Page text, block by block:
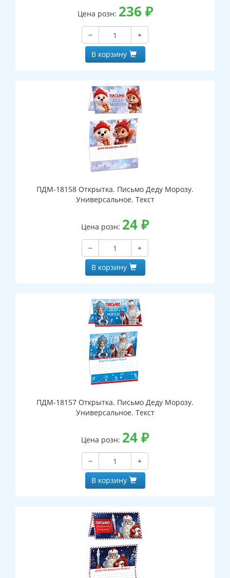
Цена розн: 236 ₽
−
+
В корзину
ПДМ-18158 Открытка. Письмо Деду Морозу.
Универсальное. Текст
Цена розн: 24₽
−
+
В корзину
ПДМ-18157 Открытка. Письмо Деду Морозу.
Универсальное. Текст
Цена розн: 24₽
−
+
В корзину